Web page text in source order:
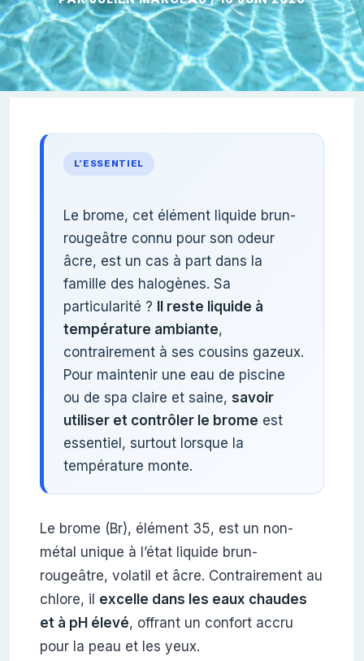
L’ESSENTIEL
Le brome, cet élément liquide brun-
rougeâtre connu pour son odeur
âcre, est un cas à part dans la
famille des halogènes. Sa
particularité ? Il reste liquide à
température ambiante,
contrairement à ses cousins gazeux.
Pour maintenir une eau de piscine
ou de spa claire et saine, savoir
utiliser et contrôler le brome est
essentiel, surtout lorsque la
température monte.
Le brome (Br), élément 35, est un non-
métal unique à l’état liquide brun-
rougeâtre, volatil et âcre. Contrairement au
chlore, il excelle dans les eaux chaudes
et à pH élevé, offrant un confort accru
pour la peau et les yeux.